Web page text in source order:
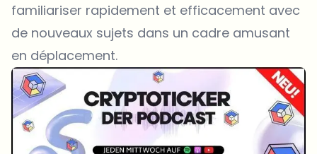
familiariser rapidement et efficacement avec
de nouveaux sujets dans un cadre amusant
en déplacement.